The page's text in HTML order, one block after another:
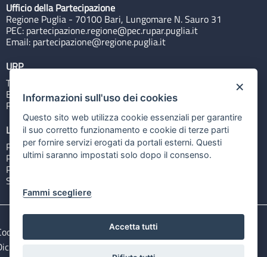
Ufficio della Partecipazione
Regione Puglia - 70100 Bari, Lungomare N. Sauro 31
PEC: partecipazione.regione@pec.rupar.puglia.it
Email: partecipazione@regione.puglia.it
URP
Tel: 800713939
Email:quiregione@regione.puglia.it
Rubrica
Link utili
Portale Istituzionale
PO FESR Puglia 2014-2020
PSR Puglia 2014-2020
Sistema Puglia
e privacy
Note legali
di accessibilità
×
Informazioni sull'uso dei cookies
Questo sito web utilizza cookie essenziali per garantire
il suo corretto funzionamento e cookie di terze parti
per fornire servizi erogati da portali esterni. Questi
ultimi saranno impostati solo dopo il consenso.
Fammi scegliere
Accetta tutti